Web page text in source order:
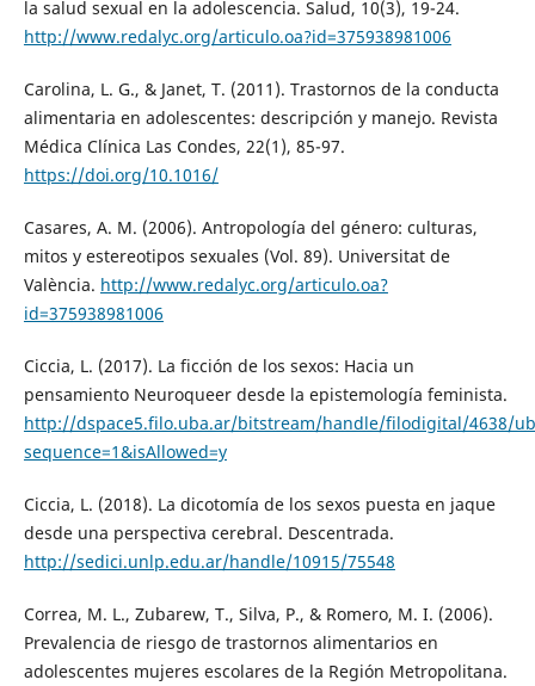
la salud sexual en la adolescencia. Salud, 10(3), 19-24.
http://www.redalyc.org/articulo.oa?id=375938981006
Carolina, L. G., & Janet, T. (2011). Trastornos de la conducta
alimentaria en adolescentes: descripción y manejo. Revista
Médica Clínica Las Condes, 22(1), 85-97.
https://doi.org/10.1016/
Casares, A. M. (2006). Antropología del género: culturas,
mitos y estereotipos sexuales (Vol. 89). Universitat de
València. http://www.redalyc.org/articulo.oa?
id=375938981006
Ciccia, L. (2017). La ficción de los sexos: Hacia un
pensamiento Neuroqueer desde la epistemología feminista.
http://dspace5.filo.uba.ar/bitstream/handle/filodigital/4638/
sequence=1&isAllowed=y
Ciccia, L. (2018). La dicotomía de los sexos puesta en jaque
desde una perspectiva cerebral. Descentrada.
http://sedici.unlp.edu.ar/handle/10915/75548
Correa, M. L., Zubarew, T., Silva, P., & Romero, M. I. (2006).
Prevalencia de riesgo de trastornos alimentarios en
adolescentes mujeres escolares de la Región Metropolitana.